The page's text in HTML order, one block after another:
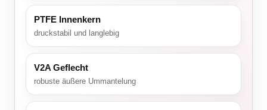
PTFE Innenkern
druckstabil und langlebig
V2A Geflecht
robuste äußere Ummantelung